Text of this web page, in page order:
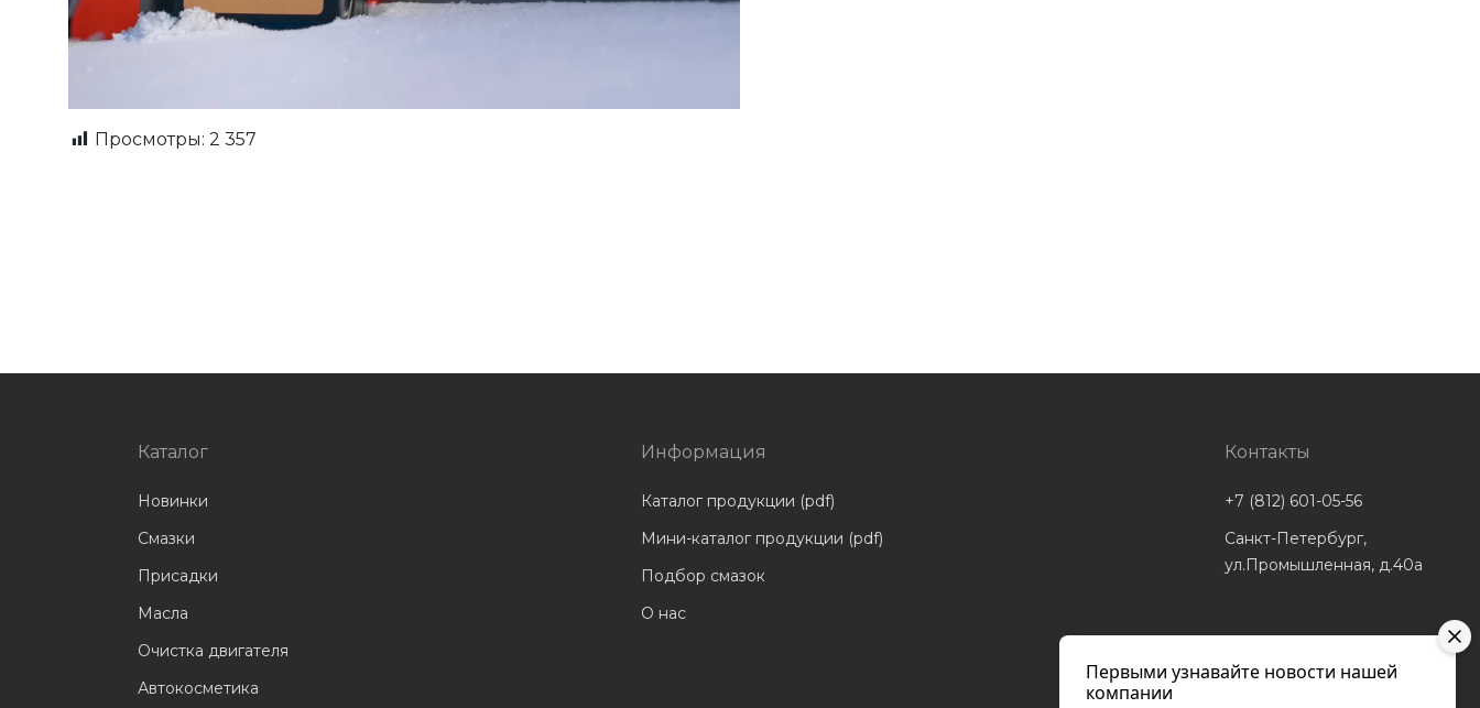
Просмотры: 2 357
Каталог
Новинки
Смазки
Присадки
Масла
Очистка двигателя
Автокосметика
Информация
Каталог продукции (pdf)
Мини-каталог продукции (pdf)
Подбор смазок
О нас
Контакты
+7 (812) 601-05-56
Санкт-Петербург,
ул.Промышленная, д.40а
Первыми узнавайте новости нашей
компании